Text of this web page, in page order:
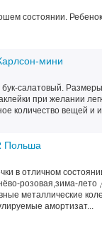
состоянии.
мини
салатовый.
при желании
количество вещей и
Польша
в отличном
розовая,зима-лето
металлические
амортизат...